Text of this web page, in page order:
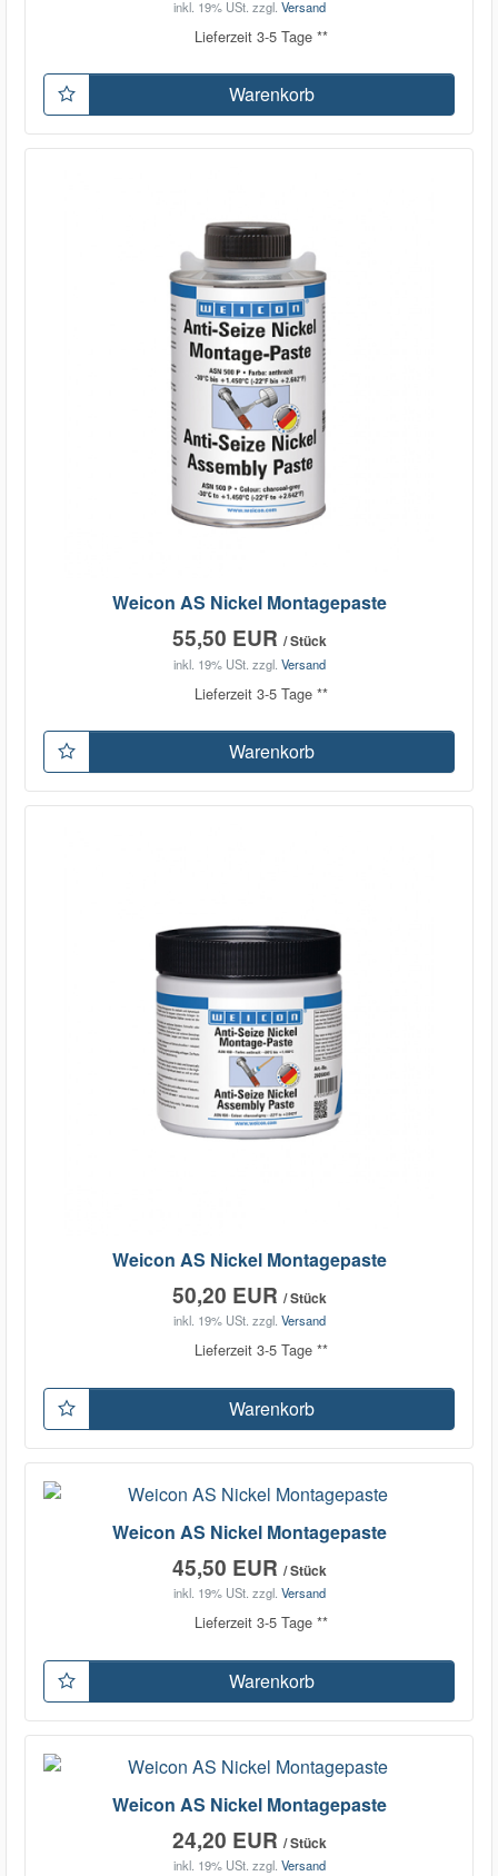
inkl. 19% USt. zzgl. Versand
Lieferzeit 3-5 Tage **
Warenkorb
Weicon AS Nickel Montagepaste
55,50 EUR / Stück
inkl. 19% USt. zzgl. Versand
Lieferzeit 3-5 Tage **
Warenkorb
Weicon AS Nickel Montagepaste
50,20 EUR / Stück
inkl. 19% USt. zzgl. Versand
Lieferzeit 3-5 Tage **
Warenkorb
Weicon AS Nickel Montagepaste
45,50 EUR / Stück
inkl. 19% USt. zzgl. Versand
Lieferzeit 3-5 Tage **
Warenkorb
Weicon AS Nickel Montagepaste
24,20 EUR / Stück
inkl. 19% USt. zzgl. Versand